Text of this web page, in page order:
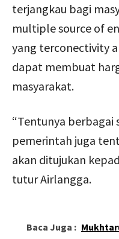
terjangkau bagi
multiple source of
yang terconectivity
dapat membuat
masyarakat.
“Tentunya berbagai
pemerintah juga
akan ditujukan
tutur Airlangga.
Baca Juga :